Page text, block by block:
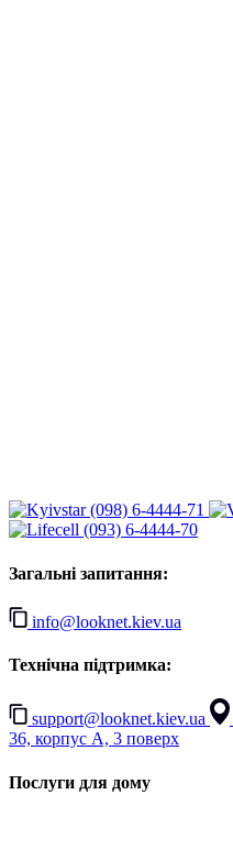
(098) 6-4444-71
(093) 6-4444-70
Загальні запитання:
info@looknet.kiev.ua
Технічна підтримка:
support@looknet.kiev.ua
36, корпус А, 3 поверх
Послуги для дому